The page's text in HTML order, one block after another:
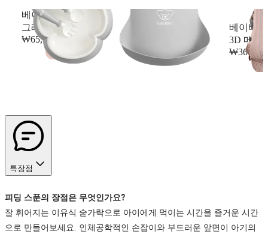
베이비 디너 세트
그레이
₩65,000
베이비
3D 메쉬,
특장점
피딩 스푼의 장점은 무엇인가요?
잘 휘어지는 이유식 숟가락으로 아이에게 먹이는 시간을 즐거운 시간
으로 만들어보세요. 인체공학적인 손잡이와 부드러운 앞면이 아기의